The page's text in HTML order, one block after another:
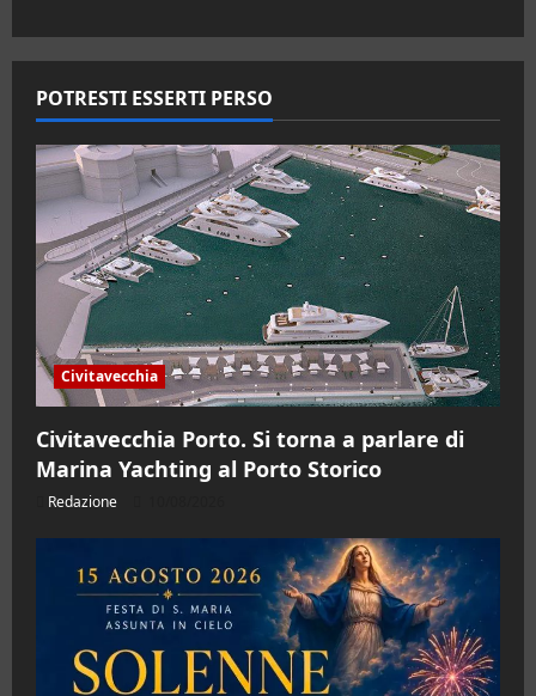
POTRESTI ESSERTI PERSO
Civitavecchia
Civitavecchia Porto. Si torna a parlare di
Marina Yachting al Porto Storico
Redazione